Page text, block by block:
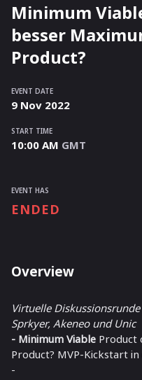
Minimum
besser
Product?
EVENT DATE
9 Nov 2022
START TIME
10:00 AM GMT
EVENT HAS
ENDED
Overview
Virtuelle Diskussionsrunde
Sprkyer, Akeneo und Unic
- Minimum Viable Product
Product? MVP-Kickstart
-